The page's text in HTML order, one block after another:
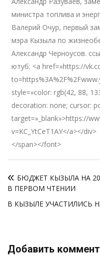
министра топлива и
Валерий Очур, первый
мэра Кызыла по
Александр Черноусов.
ютуб: <a href=»https://
style=»color: rgb(42, 88,
decoration: none; cursor:
target=»_blank»>https://
v=KC_YtCeT1AY</a></div>
</span></font>
по
записям
БЮДЖЕТ КЫЗЫЛА НА
В ПЕРВОМ ЧТЕНИИ
В КЫЗЫЛЕ УЧАСТИЛИСЬ
Добавить